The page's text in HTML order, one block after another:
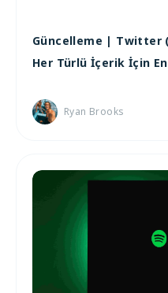
Güncelleme | Twitter
Her Türlü İçerik İçin
Ryan Brooks